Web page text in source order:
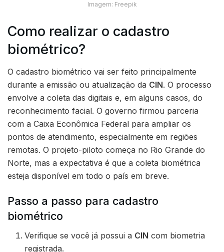
Imagem: Freepik
Como realizar o cadastro
biométrico?
O cadastro biométrico vai ser feito principalmente
durante a emissão ou atualização da CIN. O processo
envolve a coleta das digitais e, em alguns casos, do
reconhecimento facial. O governo firmou parceria
com a Caixa Econômica Federal para ampliar os
pontos de atendimento, especialmente em regiões
remotas. O projeto-piloto começa no Rio Grande do
Norte, mas a expectativa é que a coleta biométrica
esteja disponível em todo o país em breve.
Passo a passo para cadastro
biométrico
Verifique se você já possui a CIN com biometria
registrada.